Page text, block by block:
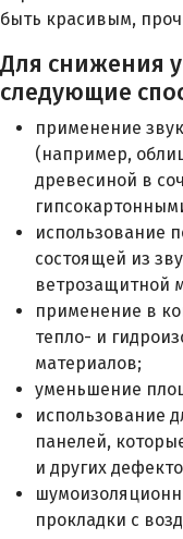
быть красивым,
Для снижения
следующие
применение
(например,
древесиной в
использование
состоящей из
ветрозащитной
применение в
тепло- и
материалов;
уменьшение
использование
панелей,
и других
прокладки с